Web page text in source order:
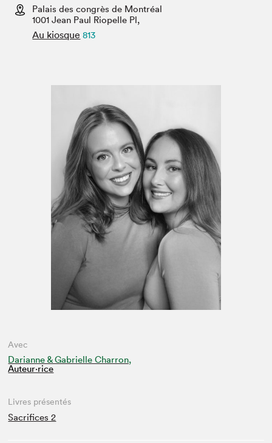
Espace enseignant·e·s
Espace pro
Palais des congrès de Montréal
1001 Jean Paul Riopelle Pl,
Au kiosque 813
Avec
Darianne & Gabrielle Charron,
Auteur·rice
Livres présentés
Sacrifices 2